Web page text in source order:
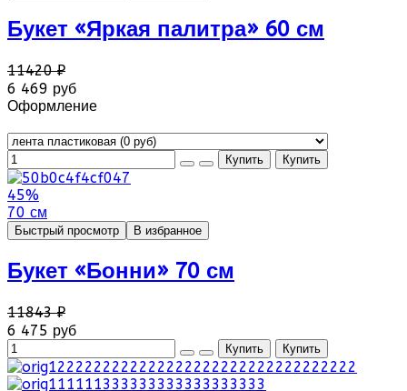
Букет «Яркая палитра» 60 см
11420 ₽
6 469 руб
Оформление
45%
70 см
Быстрый просмотр В избранное
Букет «Бонни» 70 см
11843 ₽
6 475 руб